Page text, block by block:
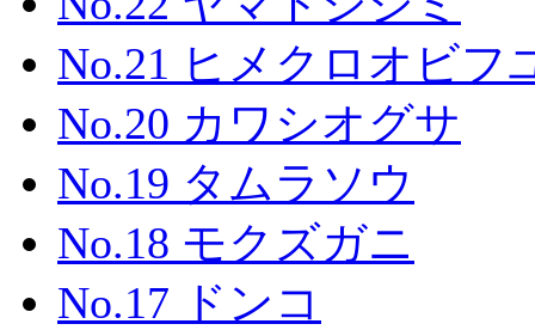
No.21 ヒメクロオビフ
No.20 カワシオグサ
No.19 タムラソウ
No.18 モクズガニ
No.17 ドンコ